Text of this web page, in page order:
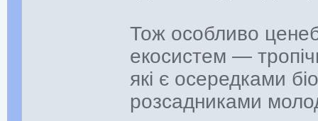
Тож особливо
екосистем —
які є осередками
розсадниками